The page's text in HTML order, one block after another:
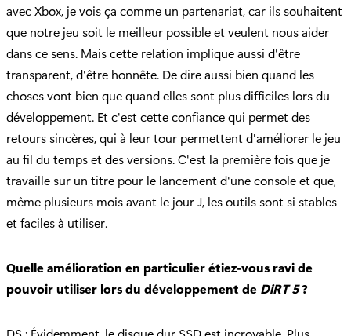
avec Xbox, je vois ça comme un partenariat, car ils souhaitent
que notre jeu soit le meilleur possible et veulent nous aider
dans ce sens. Mais cette relation implique aussi d'être
transparent, d'être honnête. De dire aussi bien quand les
choses vont bien que quand elles sont plus difficiles lors du
développement. Et c'est cette confiance qui permet des
retours sincères, qui à leur tour permettent d'améliorer le jeu
au fil du temps et des versions. C'est la première fois que je
travaille sur un titre pour le lancement d'une console et que,
même plusieurs mois avant le jour J, les outils sont si stables
et faciles à utiliser.
Quelle amélioration en particulier étiez-vous ravi de
pouvoir utiliser lors du développement de DiRT 5?